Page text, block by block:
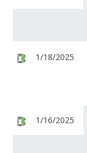
1/18/2025
1/16/2025